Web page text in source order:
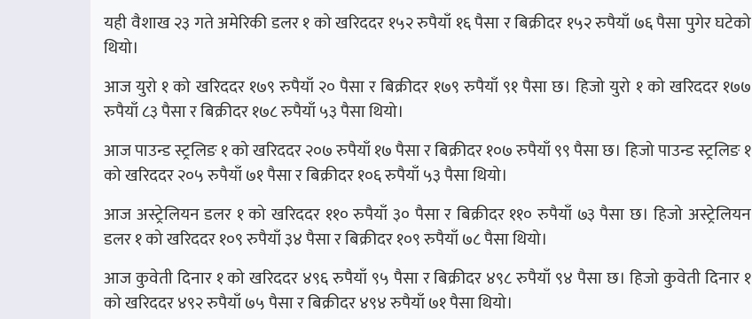
यही वैशाख २३ गते अमेरिकी डलर १ को खरिददर १५२ रुपैयाँ १६ पैसा र बिक्रीदर १५२ रुपैयाँ ७६ पैसा पुगेर घटेको
थियो।
आज युरो १ को खरिददर १७९ रुपैयाँ २० पैसा र बिक्रीदर १७९ रुपैयाँ ९१ पैसा छ। हिजो युरो १ को खरिददर १७७
रुपैयाँ ८३ पैसा र बिक्रीदर १७८ रुपैयाँ ५३ पैसा थियो।
आज पाउन्ड स्ट्रलिङ १ को खरिददर २०७ रुपैयाँ १७ पैसा र बिक्रीदर १०७ रुपैयाँ ९९ पैसा छ। हिजो पाउन्ड स्ट्रलिङ १
को खरिददर २०५ रुपैयाँ ७१ पैसा र बिक्रीदर १०६ रुपैयाँ ५३ पैसा थियो।
आज अस्ट्रेलियन डलर १ को खरिददर ११० रुपैयाँ ३० पैसा र बिक्रीदर ११० रुपैयाँ ७३ पैसा छ। हिजो अस्ट्रेलियन
डलर १ को खरिददर १०९ रुपैयाँ ३४ पैसा र बिक्रीदर १०९ रुपैयाँ ७८ पैसा थियो।
आज कुवेती दिनार १ को खरिददर ४९६ रुपैयाँ ९५ पैसा र बिक्रीदर ४९८ रुपैयाँ ९४ पैसा छ। हिजो कुवेती दिनार १
को खरिददर ४९२ रुपैयाँ ७५ पैसा र बिक्रीदर ४९४ रुपैयाँ ७१ पैसा थियो।